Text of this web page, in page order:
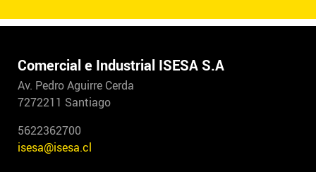
Comercial e Industrial ISESA S.A
Av. Pedro Aguirre Cerda
7272211 Santiago
5622362700
isesa@isesa.cl